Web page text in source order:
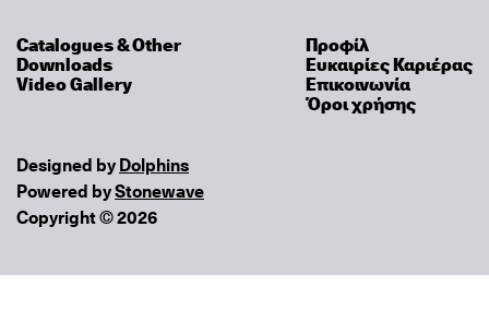
Catalogues & Other
Downloads
Video Gallery
Προφίλ
Ευκαιρίες Καριέρας
Επικοινωνία
Όροι χρήσης
Designed by Dolphins
Powered byStonewave
Copyright © 2026